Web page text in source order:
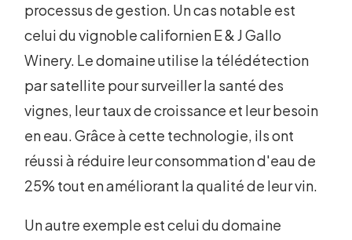
processus de gestion. Un cas notable est
celui du vignoble californien E & J Gallo
Winery. Le domaine utilise la télédétection
par satellite pour surveiller la santé des
vignes, leur taux de croissance et leur besoin
en eau. Grâce à cette technologie, ils ont
réussi à réduire leur consommation d'eau de
25% tout en améliorant la qualité de leur vin.
Un autre exemple est celui du domaine